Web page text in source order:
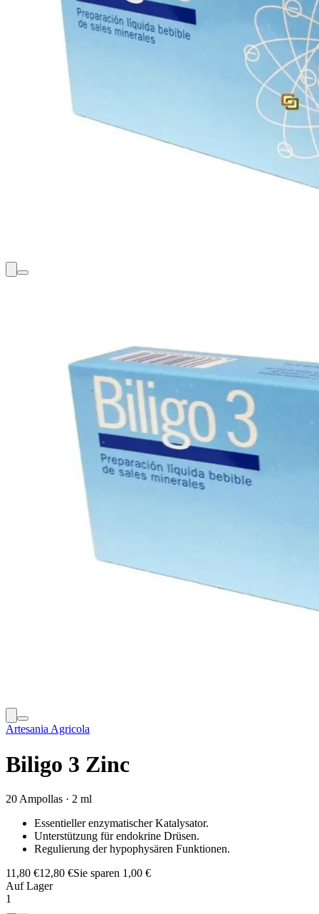
Artesania Agricola
Biligo 3 Zinc
20 Ampollas · 2 ml
Essentieller enzymatischer Katalysator.
Unterstützung für endokrine Drüsen.
Regulierung der hypophysären Funktionen.
11,80 €12,80 €Sie sparen 1,00 €
Auf Lager
1